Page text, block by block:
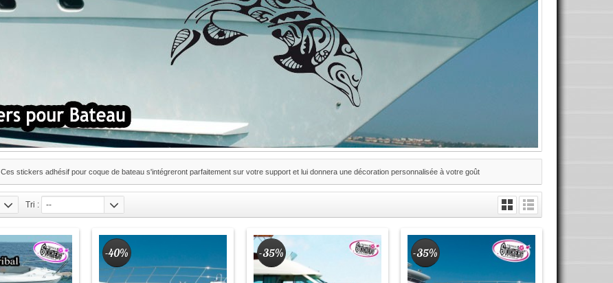
Ces stickers adhésif pour coque de bateau s'intégreront parfaitement sur votre support et lui donnera une décoration personnalisée à votre goût
Tri : --
-40% -35% -35%